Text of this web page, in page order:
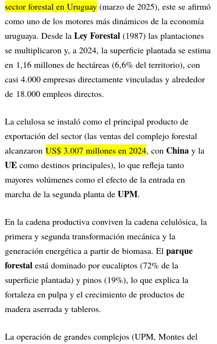
sector forestal en Uruguay (marzo de 2025), este se afirmó
como uno de los motores más dinámicos de la economía
uruguaya. Desde la Ley Forestal (1987) las plantaciones
se multiplicaron y, a 2024, la superficie plantada se estima
en 1,16 millones de hectáreas (6,6% del territorio), con
casi 4.000 empresas directamente vinculadas y alrededor
de 18.000 empleos directos.
La celulosa se instaló como el principal producto de
exportación del sector (las ventas del complejo forestal
alcanzaron US$ 3.007 millones en 2024, con China y la
UE como destinos principales), lo que refleja tanto
mayores volúmenes como el efecto de la entrada en
marcha de la segunda planta de UPM.
En la cadena productiva conviven la cadena celulósica, la
primera y segunda transformación mecánica y la
generación energética a partir de biomasa. El parque
forestal está dominado por eucaliptos (72% de la
superficie plantada) y pinos (19%), lo que explica la
fortaleza en pulpa y el crecimiento de productos de
madera aserrada y tableros.
La operación de grandes complejos (UPM, Montes del